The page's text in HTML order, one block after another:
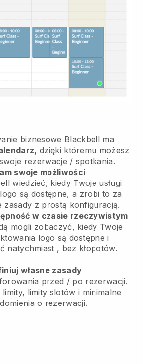
biznesowe Blackbell ma
dzięki któremu możesz
rezerwacje / spotkania.
swoje możliwości
wiedzieć, kiedy Twoje usługi
są dostępne, a zrobi to za
zasady z prostą konfiguracją.
w czasie rzeczywistym
mogli zobaczyć, kiedy Twoje
logo są dostępne i
natychmiast , bez kłopotów.
własne zasady
przed / po rezerwacji.
limity slotów i minimalne
o rezerwacji.